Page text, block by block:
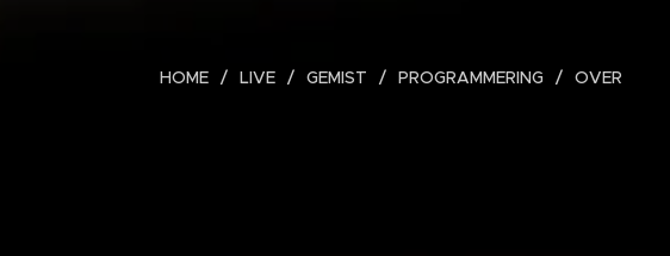
HOME LIVE GEMIST PROGRAMMERING OVER